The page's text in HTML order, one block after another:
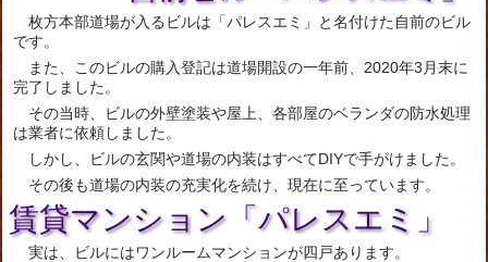
枚方本部道場が入るビルは「パレスエミ」と名付けた自前のビル
です。
また、このビルの購入登記は道場開設の一年前、2020年3月末に
完了しました。
その当時、ビルの外壁塗装や屋上、各部屋のベランダの防水処理
は業者に依頼しました。
しかし、ビルの玄関や道場の内装はすべてDIYで手がけました。
その後も道場の内装の充実化を続け、現在に至っています。
賃貸マンション「パレスエミ」
実は、ビルにはワンルームマンションが四戸あります。